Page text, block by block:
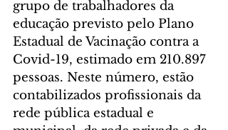
grupo de trabalhadores da
educação previsto pelo Plano
Estadual de Vacinação contra a
Covid-19, estimado em 210.897
pessoas. Neste número, estão
contabilizados profissionais da
rede pública estadual e